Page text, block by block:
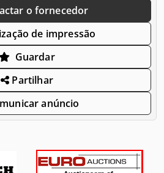
o fornecedor
de impressão
Guardar
Partilhar
anúncio